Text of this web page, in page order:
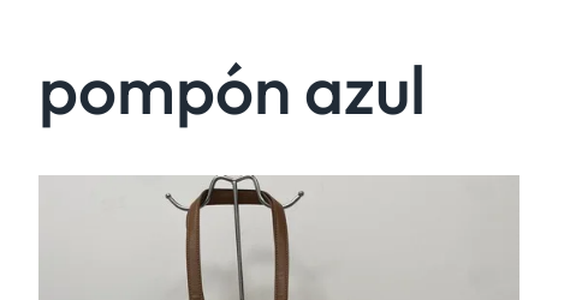
pompón azul